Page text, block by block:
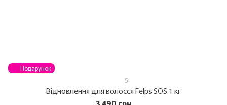
Подарунок
5
Відновлення для волосся Felps SOS 1 кг